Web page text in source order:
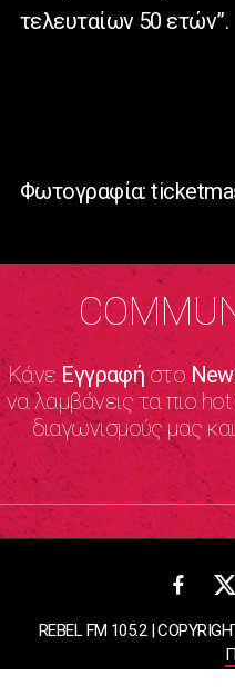
τελευταίων 50 ετών”.
Φωτογραφία:
Κάνε Εγγραφήστο
να λαμβάνεις τα πιο
διαγωνισμούς μας
REBEL FM 105.2 |